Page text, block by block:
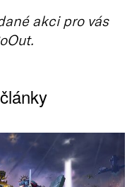
akci pro vás